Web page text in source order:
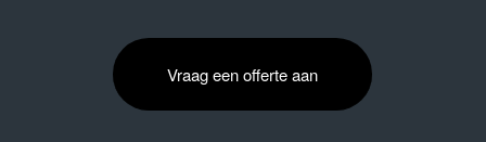
Vraag een offerte aan